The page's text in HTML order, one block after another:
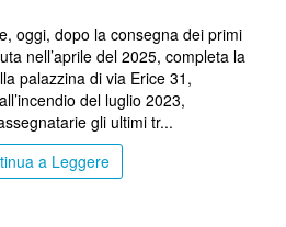
oggi, dopo la consegna dei primi
nell’aprile del 2025, completa la
palazzina di via Erice 31,
del luglio 2023,
gli ultimi tr...
a Leggere